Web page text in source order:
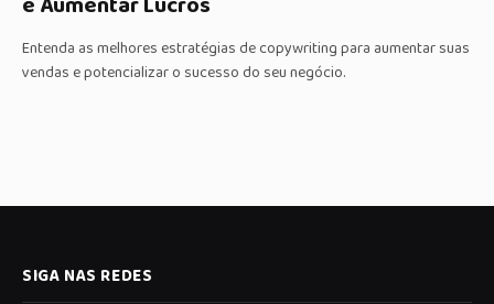
Entenda as melhores estratégias de copywriting para aumentar suas
vendas e potencializar o sucesso do seu negócio.
SIGA NAS REDES